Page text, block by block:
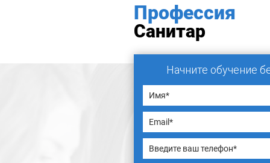
Профессия
Санитар
Начните обучение